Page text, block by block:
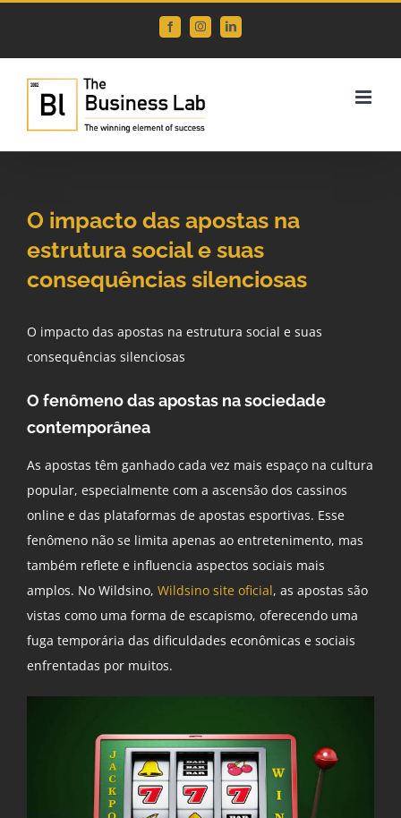
content
FacebookInstagramLinkedIn
O impacto das apostas na
estrutura social e suas
consequências silenciosas
O impacto das apostas na estrutura social e suas
consequências silenciosas
O fenômeno das apostas na sociedade
contemporânea
As apostas têm ganhado cada vez mais espaço na cultura
popular, especialmente com a ascensão dos cassinos
online e das plataformas de apostas esportivas. Esse
fenômeno não se limita apenas ao entretenimento, mas
também reflete e influencia aspectos sociais mais
amplos. No Wildsino, Wildsino site oficial, as apostas são
vistas como uma forma de escapismo, oferecendo uma
fuga temporária das dificuldades econômicas e sociais
enfrentadas por muitos.